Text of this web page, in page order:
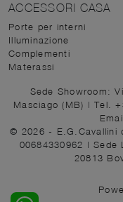
ACCESSORI CASA
Porte per interni
Illuminazione
Complementi
Materassi
Sede Showroom:
Masciago (MB) | Tel.
© 2026 - E.G.Cavallini
00684330962 | Sede
20813